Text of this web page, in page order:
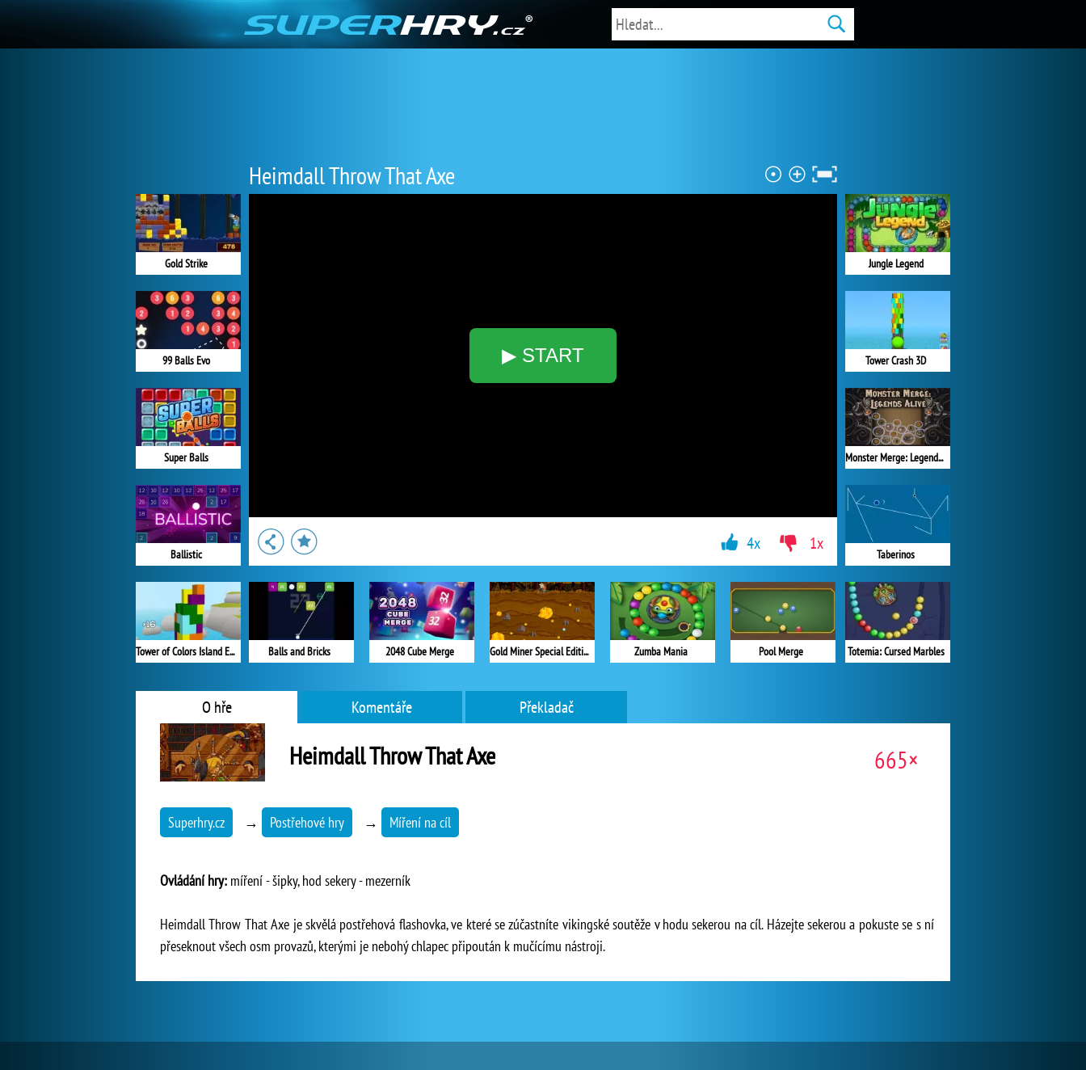
Heimdall Throw That Axe
▶ START
Gold Strike
99 Balls Evo
Super Balls
Ballistic
Tower of Colors Island Edition
Jungle Legend
Tower Crash 3D
Monster Merge: Legends Alive
Taberinos
Totemia: Cursed Marbles
Balls and Bricks 2048 Cube Merge Gold Miner Special Edition Zumba Mania Pool Merge
4x 1x
O hře Komentáře Překladač
Heimdall Throw That Axe 665×
Superhry.cz → Postřehové hry → Míření na cíl
Ovládání hry: míření - šipky, hod sekery - mezerník
Heimdall Throw That Axe je skvělá postřehová flashovka, ve které se zúčastníte vikingské soutěže v hodu sekerou na cíl. Házejte sekerou a pokuste se s ní
přeseknout všech osm provazů, kterými je nebohý chlapec připoután k mučícímu nástroji.